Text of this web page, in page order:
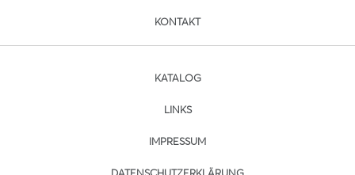
KONTAKT
KATALOG
LINKS
IMPRESSUM
DATENSCHUTZERKLÄRUNG